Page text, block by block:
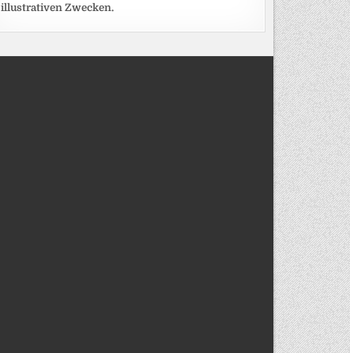
illustrativen Zwecken.